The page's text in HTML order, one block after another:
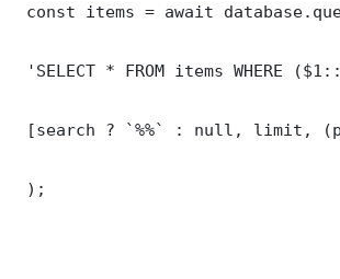
const items = await
'SELECT * FROM items WHERE
[search ? `%%` : null, limit,
);